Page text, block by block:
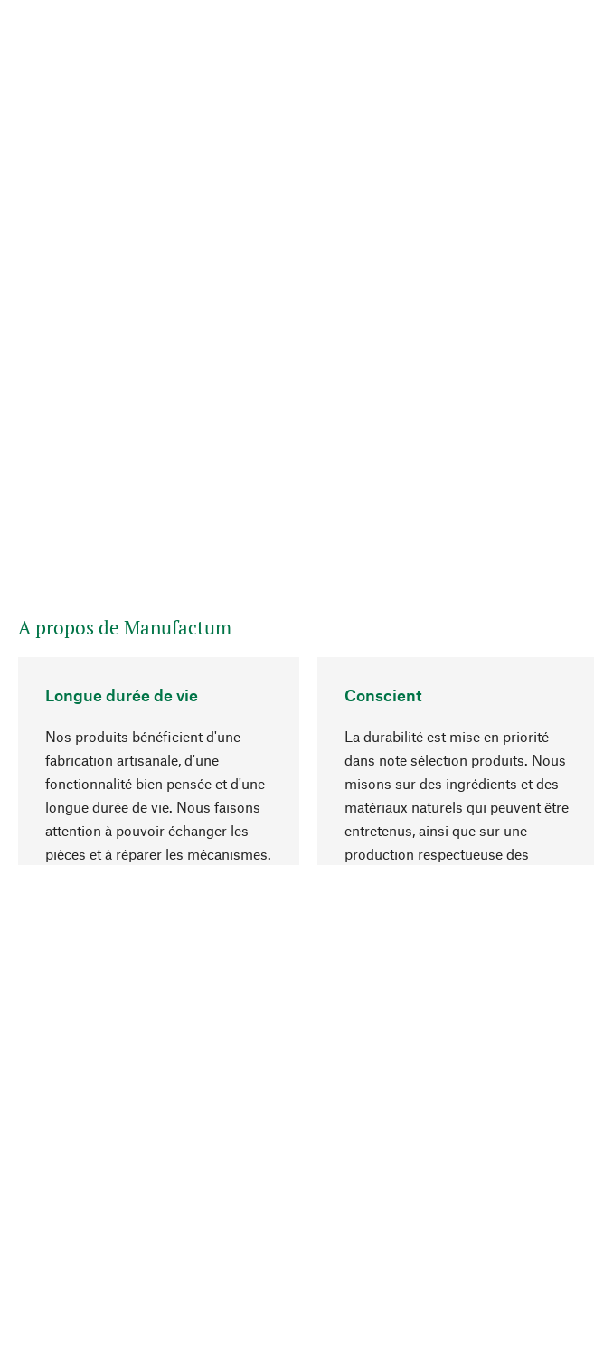
A propos de Manufactum
Longue durée de vie
Nos produits bénéficient d'une
fabrication artisanale, d'une
fonctionnalité bien pensée et d'une
longue durée de vie. Nous faisons
attention à pouvoir échanger les
pièces et à réparer les mécanismes.
Conscient
La durabilité est mise en priorité
dans note sélection produits. Nous
misons sur des ingrédients et des
matériaux naturels qui peuvent être
entretenus, ainsi que sur une
production respectueuse des